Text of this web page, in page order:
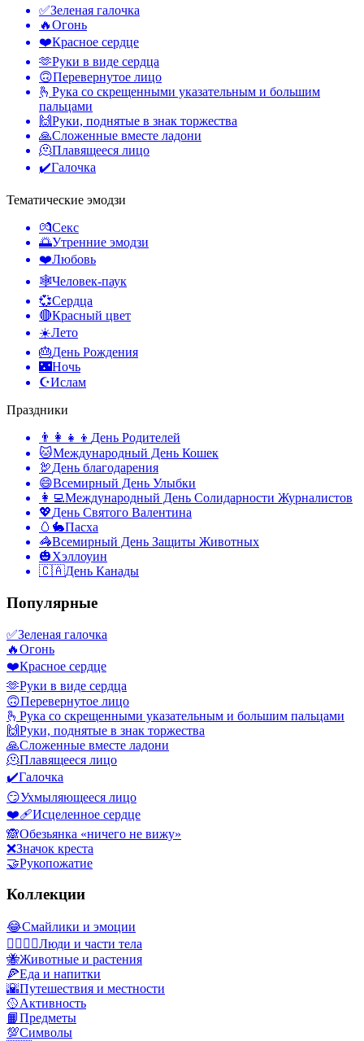
✅Зеленая галочка
🔥Огонь
❤️Красное сердце
🫶Руки в виде сердца
🙃Перевернутое лицо
🫰 Рука со скрещенными указательным и большим
пальцами
🙌Руки, поднятые в знак торжества
🙏Сложенные вместе ладони
🫠Плавящееся лицо
✔️Галочка
Тематические эмодзи
💏Секс
🌅Утренние эмодзи
❤️Любовь
🕸️Человек-паук
💞Сердца
🔴Красный цвет
☀️Лето
🎂День Рождения
🌃Ночь
☪️Ислам
Праздники
👨‍👩‍👧‍👦 День Родителей
🐱Международный День Кошек
🦃День благодарения
😄Всемирный День Улыбки
👩‍💻Международный День Солидарности Журналистов
💖День Святого Валентина
🥚🐇Пасха
🦓Всемирный День Защиты Животных
🎃Хэллоуин
🇨🇦День Канады
Популярные
✅Зеленая галочка
🔥Огонь
❤️Красное сердце
🫶Руки в виде сердца
🙃Перевернутое лицо
🫰 Рука со скрещенными указательным и большим пальцами
🙌Руки, поднятые в знак торжества
🙏Сложенные вместе ладони
🫠Плавящееся лицо
✔️Галочка
😏Ухмыляющееся лицо
❤️‍🩹Исцеленное сердце
🙈Обезьянка «ничего не вижу»
❌Значок креста
🤝Рукопожатие
Коллекции
😂Смайлики и эмоции
👩‍❤️‍💋‍👨Люди и части тела
🐝Животные и растения
🍕Еда и напитки
🌇Путешествия и местности
🥎Активность
📙Предметы
💯Символы